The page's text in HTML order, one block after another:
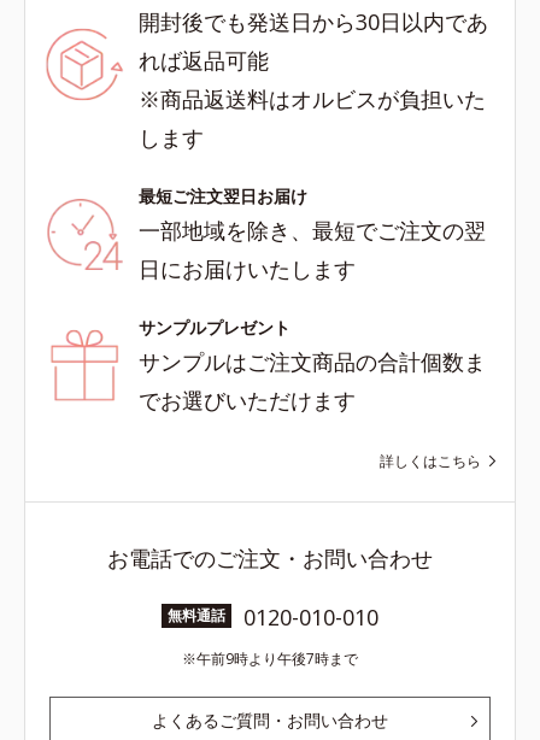
開封後でも発送日から30日以内であ
れば返品可能
※商品返送料はオルビスが負担いた
します
最短ご注文翌日お届け
一部地域を除き、最短でご注文の翌
日にお届けいたします
サンプルプレゼント
サンプルはご注文商品の合計個数ま
でお選びいただけます
詳しくはこちら
お電話でのご注文・お問い合わせ
無料通話 0120-010-010
午前9時より午後7時まで
よくあるご質問・お問い合わせ